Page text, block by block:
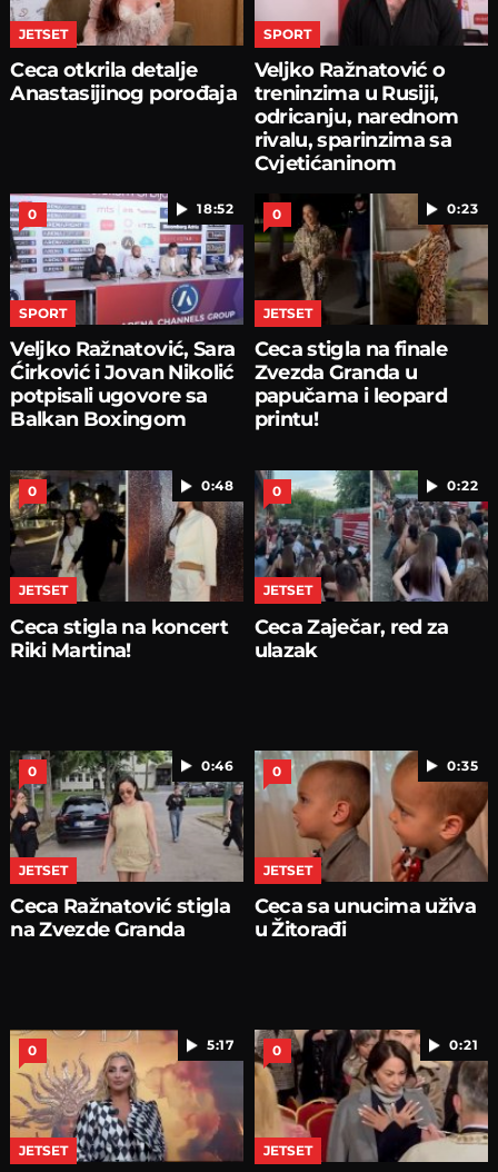
JETSET
Ceca otkrila detalje
Anastasijinog porođaja
SPORT
Veljko Ražnatović o
treninzima u Rusiji,
odricanju, narednom
rivalu, sparinzima sa
Cvjetićaninom
18:52
0
SPORT
Veljko Ražnatović, Sara
Ćirković i Jovan Nikolić
potpisali ugovore sa
Balkan Boxingom
0:23
0
JETSET
Ceca stigla na finale
Zvezda Granda u
papučama i leopard
printu!
0:48
0
JETSET
Ceca stigla na koncert
Riki Martina!
0:22
0
JETSET
Ceca Zaječar, red za
ulazak
0:46
0
JETSET
Ceca Ražnatović stigla
na Zvezde Granda
0:35
0
JETSET
Ceca sa unucima uživa
u Žitorađi
5:17
0
JETSET
0:21
0
JETSET